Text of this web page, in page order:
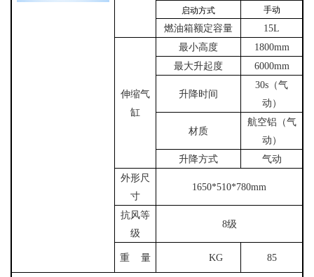
启动方式
手动
燃油箱额定容量 15L
伸缩气
缸
最小高度
1800mm
最大升起度
6000mm
升降时间
30s （气
动）
材质
航空铝（气
动）
升降方式
气动
外形尺
寸
1650*510*780mm
抗风等
级
8级
重 量 KG 85